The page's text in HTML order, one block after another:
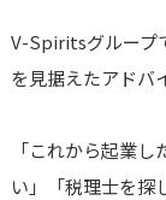
V-Spiritsグループ
を見据えたアドバ
「これから起業
い」「税理士を探